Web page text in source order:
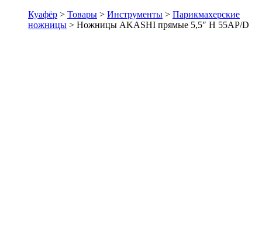
Куафёр > Товары > Инструменты > Парикмахерские
ножницы > Ножницы AKASHI прямые 5,5″ H 55AP/D